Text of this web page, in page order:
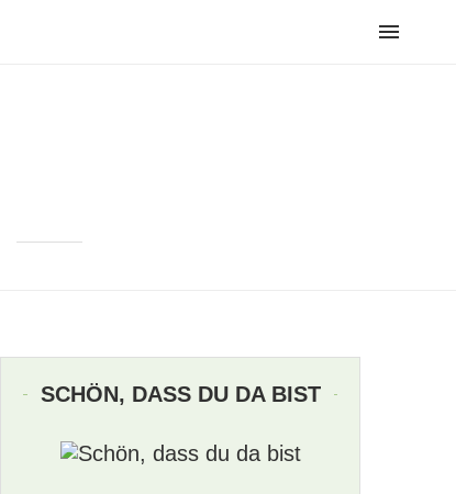
SCHÖN, DASS DU DA BIST